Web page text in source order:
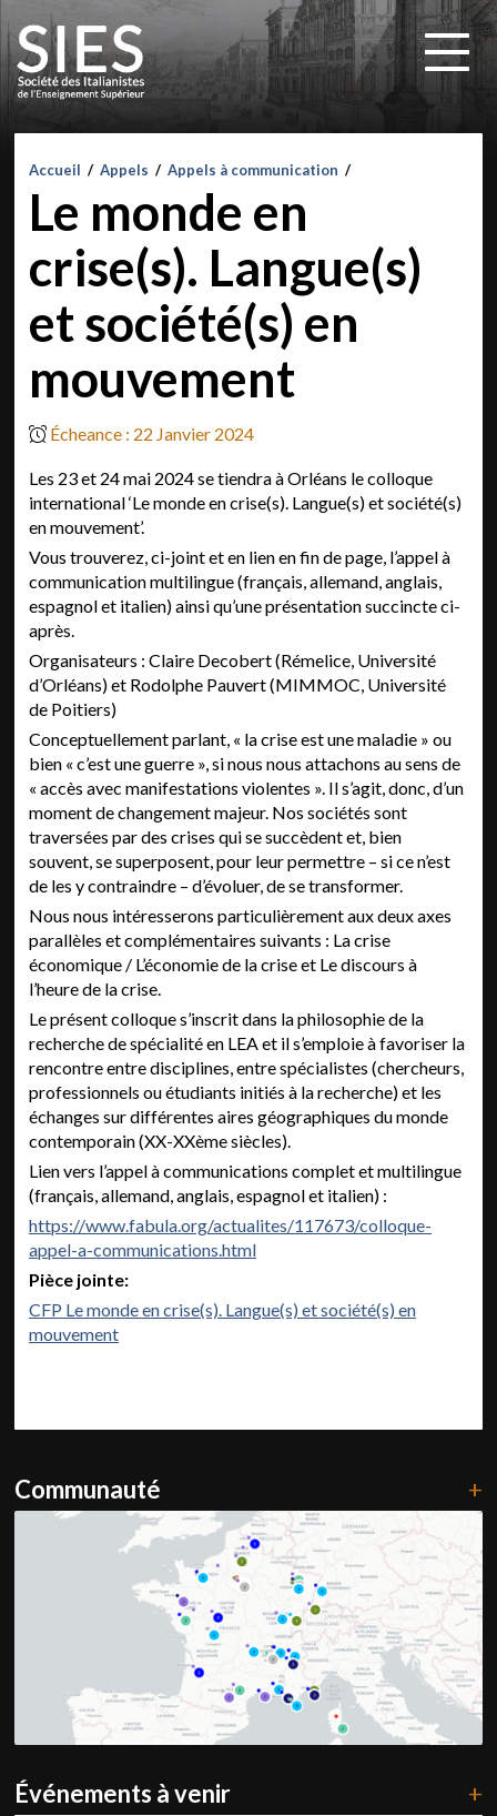
Accueil / Appels / Appels à communication /
Le monde en
crise(s). Langue(s)
et société(s) en
mouvement
Écheance : 22 Janvier 2024
Les 23 et 24 mai 2024 se tiendra à Orléans le colloque
international ‘Le monde en crise(s). Langue(s) et société(s)
en mouvement’.
Vous trouverez, ci-joint et en lien en fin de page, l’appel à
communication multilingue (français, allemand, anglais,
espagnol et italien) ainsi qu’une présentation succincte ci-
après.
Organisateurs : Claire Decobert (Rémelice, Université
d’Orléans) et Rodolphe Pauvert (MIMMOC, Université
de Poitiers)
Conceptuellement parlant, « la crise est une maladie » ou
bien « c’est une guerre », si nous nous attachons au sens de
« accès avec manifestations violentes ». Il s’agit, donc, d’un
moment de changement majeur. Nos sociétés sont
traversées par des crises qui se succèdent et, bien
souvent, se superposent, pour leur permettre – si ce n’est
de les y contraindre – d’évoluer, de se transformer.
Nous nous intéresserons particulièrement aux deux axes
parallèles et complémentaires suivants : La crise
économique / L’économie de la crise et Le discours à
l’heure de la crise.
Le présent colloque s’inscrit dans la philosophie de la
recherche de spécialité en LEA et il s’emploie à favoriser la
rencontre entre disciplines, entre spécialistes (chercheurs,
professionnels ou étudiants initiés à la recherche) et les
échanges sur différentes aires géographiques du monde
contemporain (XX-XXème siècles).
Lien vers l’appel à communications complet et multilingue
(français, allemand, anglais, espagnol et italien) :
https://www.fabula.org/actualites/117673/colloque-
appel-a-communications.html
Pièce jointe:
CFP Le monde en crise(s). Langue(s) et société(s) en
mouvement
Communauté +
Événements à venir +